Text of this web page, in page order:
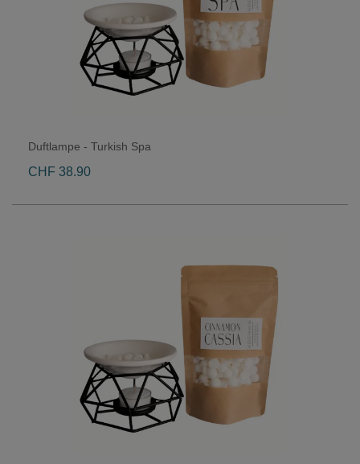
Duftlampe - Turkish Spa
CHF 38.90